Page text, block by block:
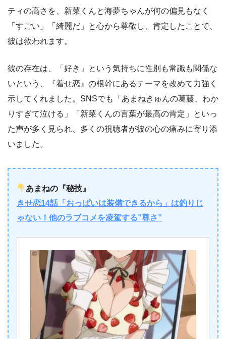
ティの高さを、新菜くんと海夢ちゃんが何の偏見もなく
「すごい」「綺麗だ」と心から尊敬し、肯定したことで、
彼は救われます。
彼の存在は、「好き」という気持ちに性別も常識も関係な
いという、『着せ恋』の根幹にあるテーマを改めて力強く
示してくれました。SNSでも「あまねきゅんの葛藤、わか
りすぎて泣ける」「新菜くんの言葉が最高の肯定」といっ
た声が多く見られ、多くの視聴者が彼の心の痛みに寄り添
いました。
あまねの『秘技』
きせ恋14話「おっぱいは装備できるから」は釣りじ
ゃない！他のラブコメを凌駕する”尊さ”